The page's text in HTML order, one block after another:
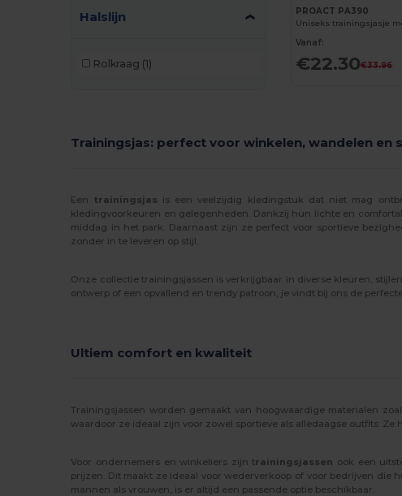
Halslijn
Rolkraag (1)
PROACT PA390
Uniseks trainingsjasje
Vanaf:
€22.30€33.96
Trainingsjas: perfect voor winkelen, wandelen en
Een trainingsjas is een veelzijdig kledingstuk dat niet mag
kledingvoorkeuren en gelegenheden. Dankzij hun lichte en
middag in het park. Daarnaast zijn ze perfect voor sportieve
zonder in te leveren op stijl.
Onze collectie trainingsjassen is verkrijgbaar in diverse kleuren,
ontwerp of een opvallend en trendy patroon, je vindt bij ons de
Ultiem comfort en kwaliteit
Trainingsjassen worden gemaakt van hoogwaardige materialen
waardoor ze ideaal zijn voor zowel sportieve als alledaagse outfits.
Voor ondernemers en winkeliers zijn trainingsjassen ook een
prijzen. Dit maakt ze ideaal voor wederverkoop of voor bedrijven
mannen als vrouwen, is er altijd een passende optie beschikbaar.